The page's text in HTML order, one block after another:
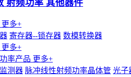
射频功率 其他器件
更多+
寄存器--锁存器 数模转换器
更多+
率产品 更多+
测器 脉冲线性射频功率晶体管 光子